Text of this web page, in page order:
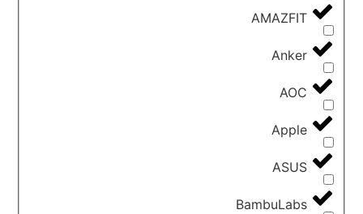
AMAZFIT
Anker
AOC
Apple
ASUS
BambuLabs